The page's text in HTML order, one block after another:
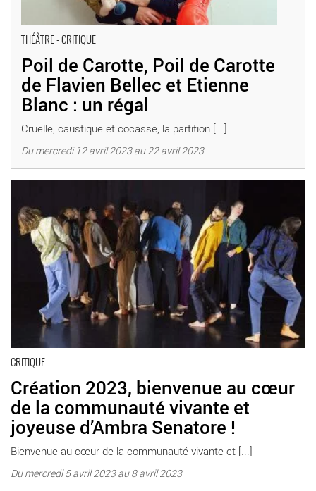
THÉÂTRE - CRITIQUE
Poil de Carotte, Poil de Carotte
de Flavien Bellec et Etienne
Blanc : un régal
Cruelle, caustique et cocasse, la partition [...]
Du mercredi 12 avril 2023 au 22 avril 2023
CRITIQUE
Création 2023, bienvenue au cœur
de la communauté vivante et
joyeuse d’Ambra Senatore !
Bienvenue au cœur de la communauté vivante et [...]
Du mercredi 5 avril 2023 au 8 avril 2023
Création 2023, bienvenue au cœur de la communauté vivante et
Monfort